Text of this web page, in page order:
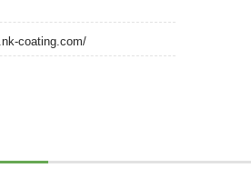
coating.com/